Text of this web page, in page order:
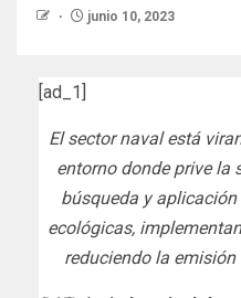
junio 10, 2023
[ad_1]
El sector naval está
entorno donde prive la
búsqueda y
ecológicas,
reduciendo la